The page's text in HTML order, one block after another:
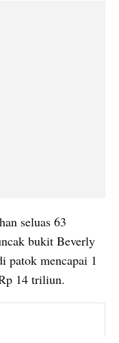
seluas 63
bukit Beverly
patok mencapai 1
14 triliun.